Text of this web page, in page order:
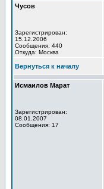
Чусов
Зарегистрирован:
15.12.2006
Сообщения: 440
Откуда: Москва
Вернуться к началу
Исмаилов Марат
Зарегистрирован:
08.01.2007
Сообщения: 17